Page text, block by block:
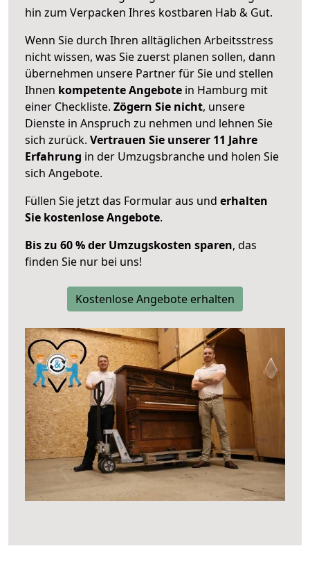
hin zum Verpacken Ihres kostbaren Hab & Gut.
Wenn Sie durch Ihren alltäglichen Arbeitsstress
nicht wissen, was Sie zuerst planen sollen, dann
übernehmen unsere Partner für Sie und stellen
Ihnen kompetente Angebote in Hamburg mit
einer Checkliste. Zögern Sie nicht, unsere
Dienste in Anspruch zu nehmen und lehnen Sie
sich zurück. Vertrauen Sie unserer 11 Jahre
Erfahrung in der Umzugsbranche und holen Sie
sich Angebote.
Füllen Sie jetzt das Formular aus und erhalten
Sie kostenlose Angebote.
Bis zu 60 % der Umzugskosten sparen, das
finden Sie nur bei uns!
Kostenlose Angebote erhalten